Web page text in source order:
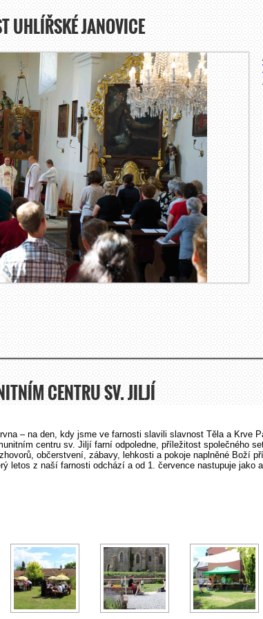
UHLÍŘSKÉ JANOVICE
CENTRU SV. JILJÍ
– na den, kdy jsme ve farnosti slavili slavnost Těla a Krve
centru sv. Jiljí farní odpoledne, příležitost společného
občerstvení, zábavy, lehkosti a pokoje naplněné Boží
letos z naší farnosti odchází a od 1. července nastupuje jako